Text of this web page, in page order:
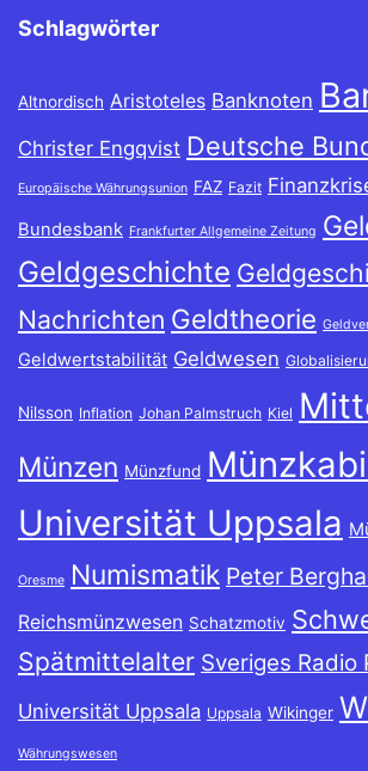
Schlagwörter
Altnordisch Aristoteles Banknoten
Christer Engqvist Deutsche
Europäische Währungsunion FAZ Fazit
Bundesbank Frankfurter Allgemeine Zeitung
Geldgeschichte
Nachrichten Geldtheorie
Geldwertstabilität Geldwesen
Nilsson Inflation Johan Palmstruch Kiel
Münzen Münzfund
Universität Uppsala
Oresme Numismatik Peter
Reichsmünzwesen Schatzmotiv
Spätmittelalter Sveriges Radio
Universität Uppsala Uppsala Wikinger
Währungswesen